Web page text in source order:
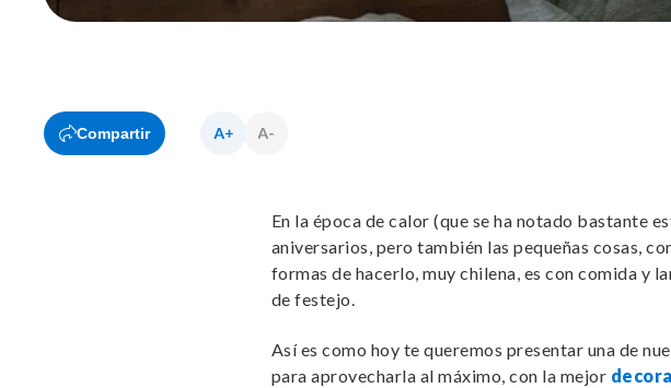
Compartir
En la época de calor (que se ha notado bastante
aniversarios, pero también las pequeñas cosas,
formas de hacerlo, muy chilena, es con comida y
de festejo.
Así es como hoy te queremos presentar una de
para aprovecharla al máximo, con la mejor